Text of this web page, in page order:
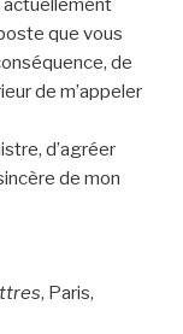
actuellement
que vous
de
de m’appeler
d’agréer
de mon
, Paris,